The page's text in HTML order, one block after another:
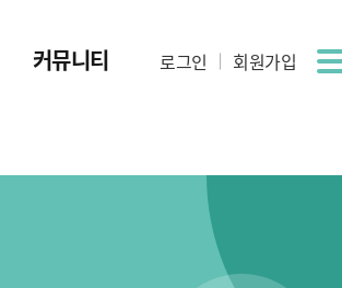
커뮤니티 로그인 회원가입